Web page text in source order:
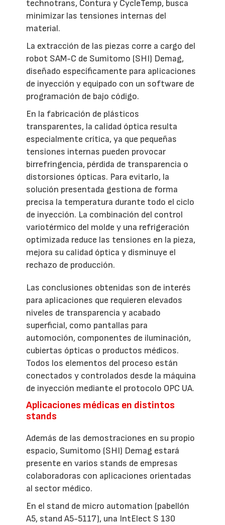
technotrans, Contura y CycleTemp, busca
minimizar las tensiones internas del
material.
La extracción de las piezas corre a cargo del
robot SAM-C de Sumitomo (SHI) Demag,
diseñado específicamente para aplicaciones
de inyección y equipado con un software de
programación de bajo código.
En la fabricación de plásticos
transparentes, la calidad óptica resulta
especialmente crítica, ya que pequeñas
tensiones internas pueden provocar
birrefringencia, pérdida de transparencia o
distorsiones ópticas. Para evitarlo, la
solución presentada gestiona de forma
precisa la temperatura durante todo el ciclo
de inyección. La combinación del control
variotérmico del molde y una refrigeración
optimizada reduce las tensiones en la pieza,
mejora su calidad óptica y disminuye el
rechazo de producción.
Las conclusiones obtenidas son de interés
para aplicaciones que requieren elevados
niveles de transparencia y acabado
superficial, como pantallas para
automoción, componentes de iluminación,
cubiertas ópticas o productos médicos.
Todos los elementos del proceso están
conectados y controlados desde la máquina
de inyección mediante el protocolo OPC UA.
Aplicaciones médicas en distintos
stands
Además de las demostraciones en su propio
espacio, Sumitomo (SHI) Demag estará
presente en varios stands de empresas
colaboradoras con aplicaciones orientadas
al sector médico.
En el stand de micro automation (pabellón
A5, stand A5-5117), una IntElect S 130